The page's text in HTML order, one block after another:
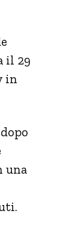
il 29
in
dopo
una